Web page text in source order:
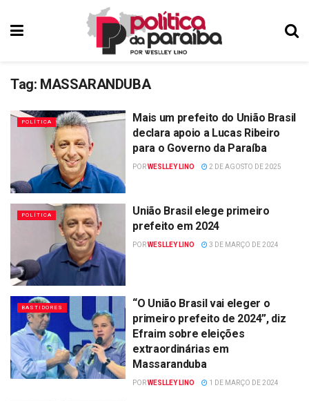
Tag: MASSARANDUBA
POLÍTICA
Mais um prefeito do União Brasil
declara apoio a Lucas Ribeiro
para o Governo da Paraíba
PORWESLLEY LINO 2 DE AGOSTO DE 2025
POLÍTICA
União Brasil elege primeiro
prefeito em 2024
PORWESLLEY LINO 3 DE MARÇO DE 2024
BASTIDORES
“O União Brasil vai eleger o
primeiro prefeito de 2024”, diz
Efraim sobre eleições
extraordinárias em
Massaranduba
PORWESLLEY LINO 1 DE MARÇO DE 2024